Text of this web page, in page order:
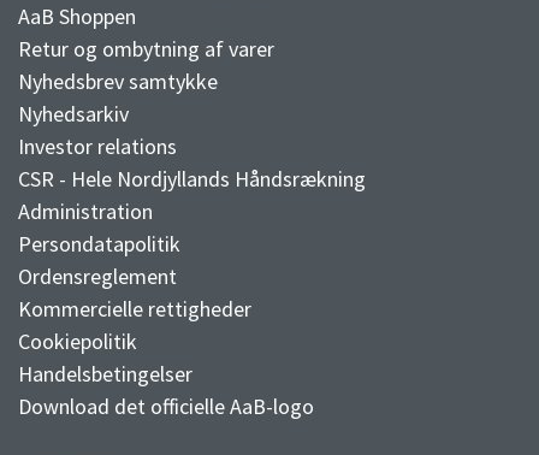
AaB Shoppen
Retur og ombytning af varer
Nyhedsbrev samtykke
Nyhedsarkiv
Investor relations
CSR - Hele Nordjyllands Håndsrækning
Administration
Persondatapolitik
Ordensreglement
Kommercielle rettigheder
Cookiepolitik
Handelsbetingelser
Download det officielle AaB-logo